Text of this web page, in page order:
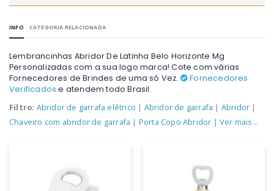
INFO CATEGORIA RELACIONADA
Lembrancinhas Abridor De Latinha Belo Horizonte Mg
Personalizadas com a sua logo marca! Cote com várias
Fornecedores de Brindes de uma só Vez.
Fornecedores
Verificados e atendem todo Brasil.
Filtro: Abridor de garrafa elétrico | Abridor de garrafa | Abridor |
Chaveiro com abridor de garrafa | Porta Copo Abridor | Ver mais...